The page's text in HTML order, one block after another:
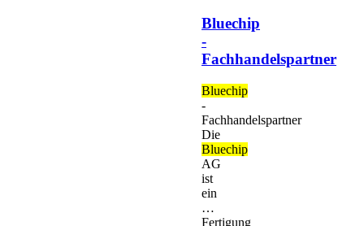
Bluechip
-
Fachhandelspartner
Bluechip
-
Fachhandelspartner
Die
Bluechip
AG
ist
ein
…
Fertigung